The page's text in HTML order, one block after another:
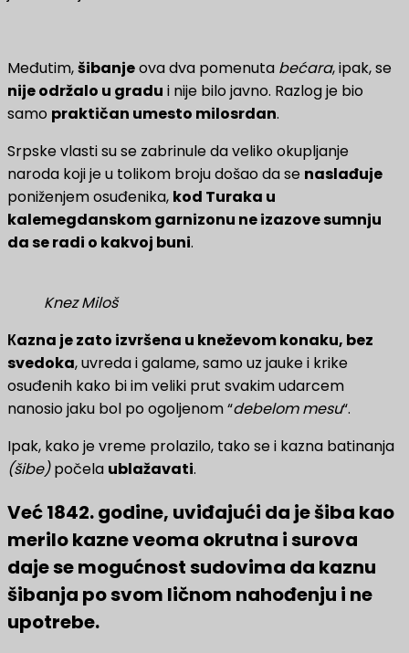
Međutim,šibanjeova dva pomenuta bećara, ipak, se
nije održalo u gradu i nije bilo javno. Razlog je bio
samo praktičan umesto milosrdan.
Srpske vlasti su se zabrinule da veliko okupljanje
naroda koji je u tolikom broju došao da se naslađuje
poniženjem osuđenika, kod Turaka u
kalemegdanskom garnizonu ne izazove sumnju
da se radi o kakvoj buni.
Knez Miloš
Кazna je zato izvršena u kneževom konaku, bez
svedoka, uvreda i galame, samo uz jauke i krike
osuđenih kako bi im veliki prut svakim udarcem
nanosio jaku bol po ogoljenom “debelom mesu“.
Ipak, kako je vreme prolazilo, tako se i kazna batinanja
(šibe)počela ublažavati.
Već 1842. godine, uviđajući da je šiba kao
merilo kazne veoma okrutna i surova
daje se mogućnost sudovima da kaznu
šibanja po svom ličnom nahođenju i ne
upotrebe.